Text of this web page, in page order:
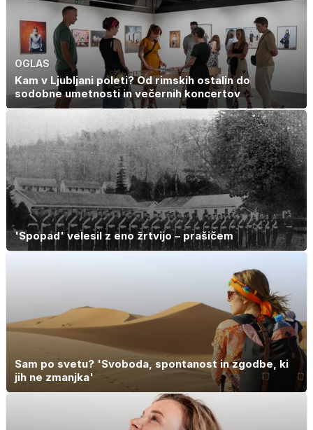
OGLAS
Kam v Ljubljani poleti? Od rimskih ostalin do
sodobne umetnosti in večernih koncertov
'Spopad' velesil z eno žrtvijo – prašičem
Sam po svetu? 'Svoboda, spontanost in zgodbe, ki
jih ne zmanjka'